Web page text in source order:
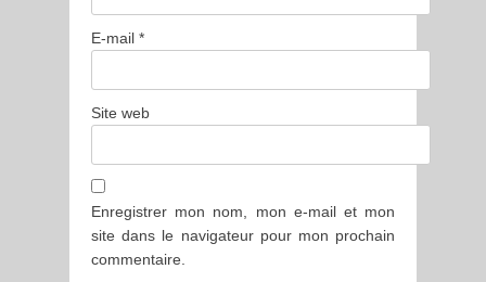
E-mail *
Site web
Enregistrer mon nom, mon e-mail et mon
site dans le navigateur pour mon prochain
commentaire.